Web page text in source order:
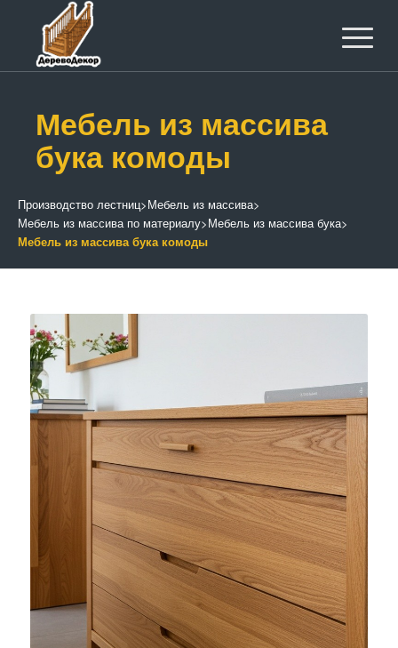
Мебель из массива
бука комоды
Производство лестниц>Мебель из массива>
Мебель из массива по материалу>Мебель из массива бука>
Мебель из массива бука комоды